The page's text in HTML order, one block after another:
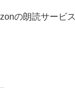
の朗読サービス